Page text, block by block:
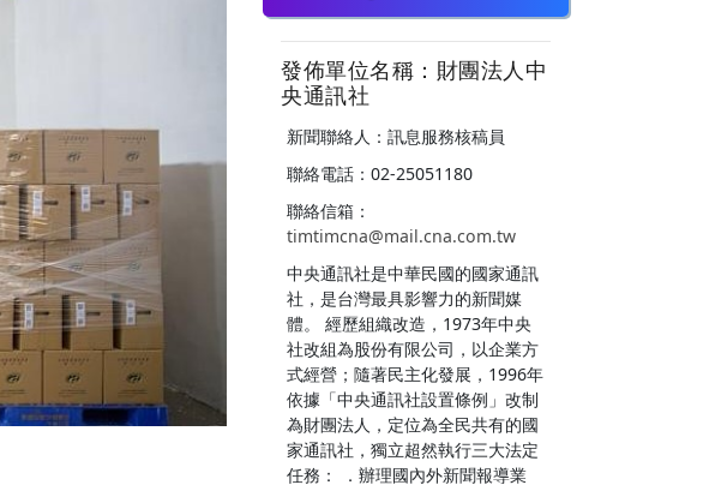
發佈單位名稱：財團法人中
央通訊社
新聞聯絡人：訊息服務核稿員
聯絡電話：02-25051180
聯絡信箱：
timtimcna@mail.cna.com.tw
中央通訊社是中華民國的國家通訊
社，是台灣最具影響力的新聞媒
體。 經歷組織改造，1973年中央
社改組為股份有限公司，以企業方
式經營；隨著民主化發展，1996年
依據「中央通訊社設置條例」改制
為財團法人，定位為全民共有的國
家通訊社，獨立超然執行三大法定
任務： ．辦理國內外新聞報導業